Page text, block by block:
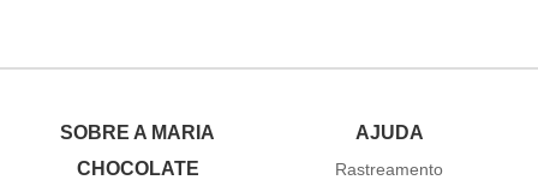
SOBRE A MARIA
CHOCOLATE
AJUDA
Rastreamento